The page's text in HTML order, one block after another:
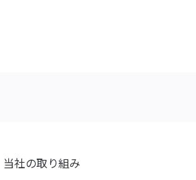
当社の取り組み